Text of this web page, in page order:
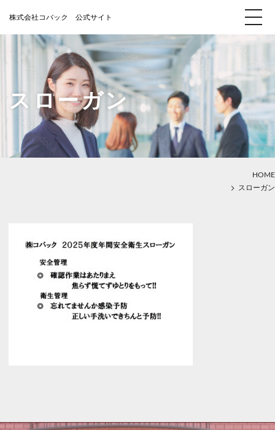
スローガン
HOME
スローガン